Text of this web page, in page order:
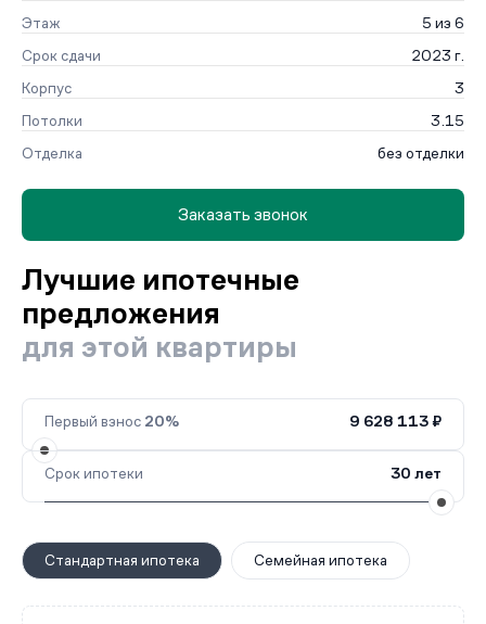
Этаж
5 из 6
Срок сдачи
2023 г.
Корпус
3
Потолки
3.15
Отделка
без отделки
Заказать звонок
Лучшие ипотечные
предложения
для этой квартиры
Первый взнос 20% 9 628 113 ₽
Срок ипотеки 30 лет
Стандартная ипотека Семейная ипотека